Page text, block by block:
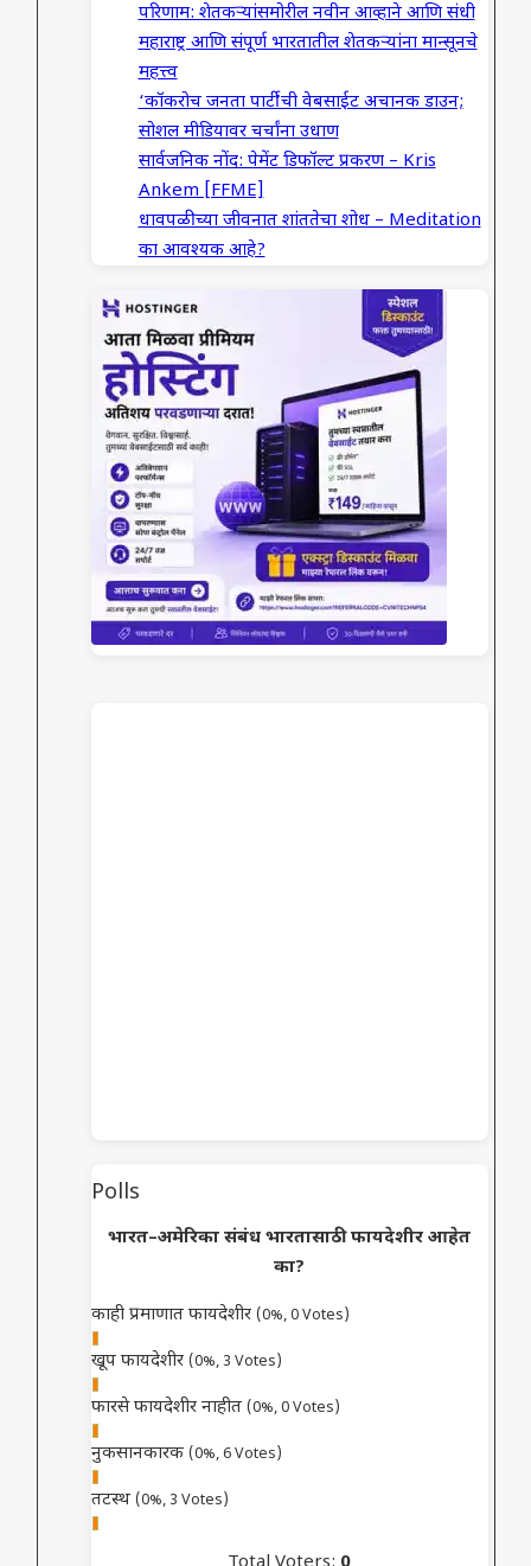
परिणाम: शेतकऱ्यांसमोरील नवीन आव्हाने आणि संधी
महाराष्ट्र आणि संपूर्ण भारतातील शेतकऱ्यांना मान्सूनचे
महत्त्व
‘कॉकरोच जनता पार्टी’ची वेबसाईट अचानक डाउन;
सोशल मीडियावर चर्चांना उधाण
सार्वजनिक नोंद: पेमेंट डिफॉल्ट प्रकरण – Kris
Ankem [FFME]
धावपळीच्या जीवनात शांततेचा शोध – Meditation
का आवश्यक आहे?
Polls
भारत–अमेरिका संबंध भारतासाठी फायदेशीर आहेत
का?
काही प्रमाणात फायदेशीर (0%, 0 Votes)
खूप फायदेशीर (0%, 3 Votes)
फारसे फायदेशीर नाहीत (0%, 0 Votes)
नुकसानकारक (0%, 6 Votes)
तटस्थ (0%, 3 Votes)